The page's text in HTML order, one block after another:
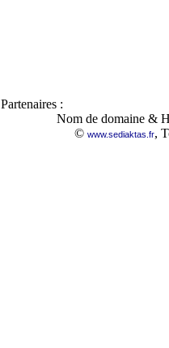
Partenaires :
Nom de domaine &
© www.sediaktas.fr,